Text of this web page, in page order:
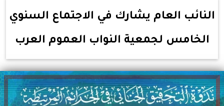
النائب العام يشارك في الاجتماع السنوي
الخامس لجمعية النواب العموم العرب